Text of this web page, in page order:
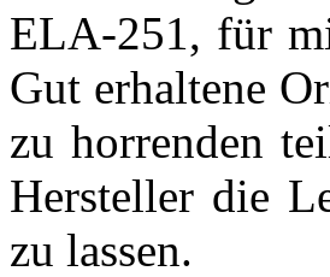
ELA-251, für
Gut erhaltene
zu horrenden
Hersteller die
zu lassen.